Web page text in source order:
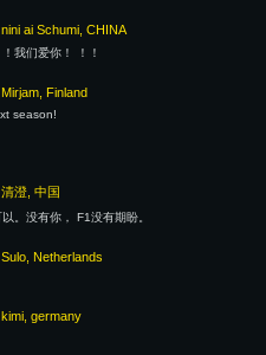
nini ai Schumi, CHINA
我们爱你！ ！！
Mirjam, Finland
season!
清澄, 中国
。没有你， F1没有期盼。
Sulo, Netherlands
kimi, germany